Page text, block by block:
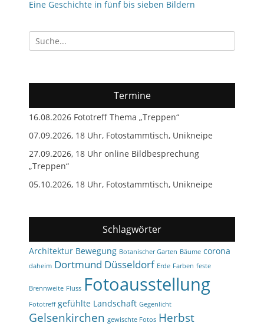
Eine Geschichte in fünf bis sieben Bildern
Suchen
nach:
Termine
16.08.2026 Fototreff Thema „Treppen“
07.09.2026, 18 Uhr, Fotostammtisch, Unikneipe
27.09.2026, 18 Uhr online Bildbesprechung
„Treppen“
05.10.2026, 18 Uhr, Fotostammtisch, Unikneipe
Schlagwörter
Architektur Bewegung Botanischer Garten Bäume corona
daheim Dortmund Düsseldorf Erde Farben feste
Brennweite Fluss Fotoausstellung
Fototreff gefühlte Landschaft Gegenlicht
Gelsenkirchen gewischte Fotos Herbst